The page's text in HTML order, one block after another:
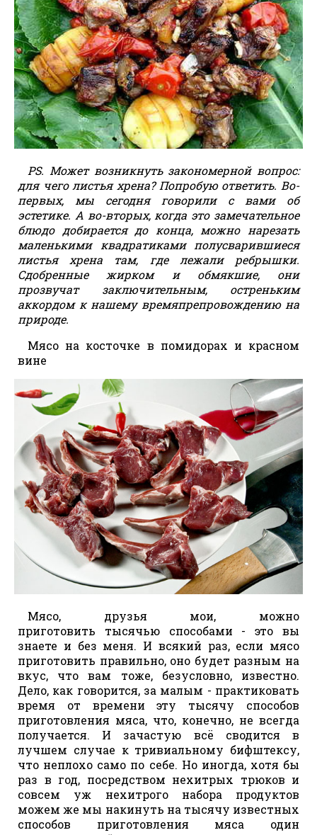
PS. Может возникнуть закономерной вопрос:
для чего листья хрена? Попробую ответить. Во-
первых, мы сегодня говорили с вами об
эстетике. А во-вторых, когда это замечательное
блюдо добирается до конца, можно нарезать
маленькими квадратиками полусварившиеся
листья хрена там, где лежали ребрышки.
Сдобренные жирком и обмякшие, они
прозвучат заключительным, остреньким
аккордом к нашему времяпрепровождению на
природе.
Мясо на косточке в помидорах и красном
вине
Мясо, друзья мои, можно
приготовить тысячью способами - это вы
знаете и без меня. И всякий раз, если мясо
приготовить правильно, оно будет разным на
вкус, что вам тоже, безусловно, известно.
Дело, как говорится, за малым - практиковать
время от времени эту тысячу способов
приготовления мяса, что, конечно, не всегда
получается. И зачастую всё сводится в
лучшем случае к тривиальному бифштексу,
что неплохо само по себе. Но иногда, хотя бы
раз в год, посредством нехитрых трюков и
совсем уж нехитрого набора продуктов
можем же мы накинуть на тысячу известных
способов приготовления мяса один